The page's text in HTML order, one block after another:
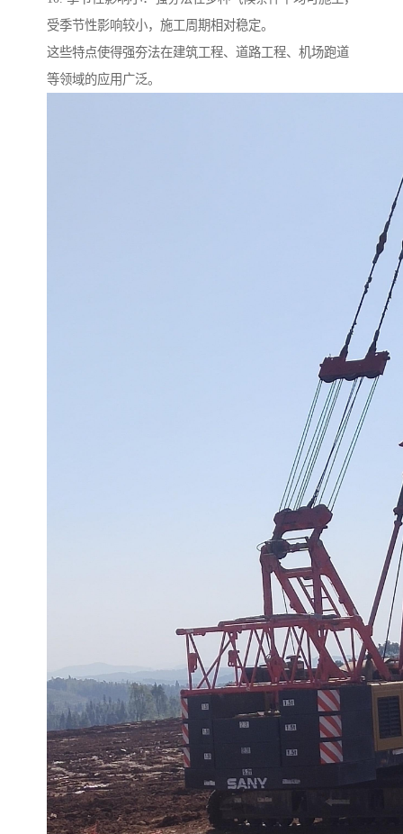
受季节性影响较小，施工周期相对稳定。
这些特点使得强夯法在建筑工程、道路工程、机场跑道
等领域的应用广泛。